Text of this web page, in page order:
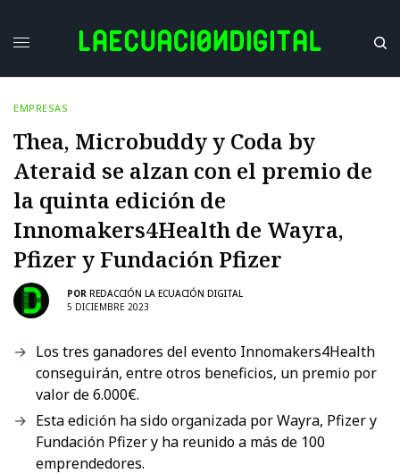
EMPRESAS
Thea, Microbuddy y Coda by
Ateraid se alzan con el premio de
la quinta edición de
Innomakers4Health de Wayra,
Pfizer y Fundación Pfizer
POR REDACCIÓN LA ECUACIÓN DIGITAL
5 DICIEMBRE 2023
Los tres ganadores del evento Innomakers4Health
conseguirán, entre otros beneficios, un premio por
valor de 6.000€.
Esta edición ha sido organizada por Wayra, Pfizer y
Fundación Pfizer y ha reunido a más de 100
emprendedores.